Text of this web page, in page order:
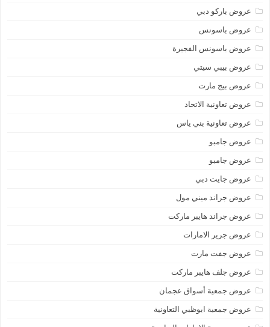
عروض باركو دبي
عروض باسونس
عروض باسونس الفجيرة
عروض بيبي سيتي
عروض بيج مارت
عروض تعاونية الاتحاد
عروض تعاونية بني ياس
عروض جامبو
عروض جامبو
عروض جايت دبي
عروض جراند ميني مول
عروض جراند هايبر ماركت
عروض جرير الامارات
عروض جفت مارت
عروض جلف هايبر ماركت
عروض جمعية أسواق عجمان
عروض جمعية ابوظبي التعاونية